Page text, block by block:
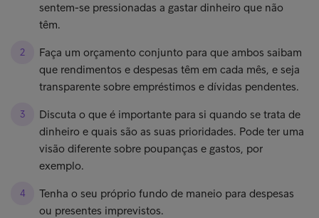
sentem-se pressionadas a gastar dinheiro que não
têm.
Faça um orçamento conjunto para que ambos saibam
que rendimentos e despesas têm em cada mês, e seja
transparente sobre empréstimos e dívidas pendentes.
Discuta o que é importante para si quando se trata de
dinheiro e quais são as suas prioridades. Pode ter uma
visão diferente sobre poupanças e gastos, por
exemplo.
Tenha o seu próprio fundo de maneio para despesas
ou presentes imprevistos.